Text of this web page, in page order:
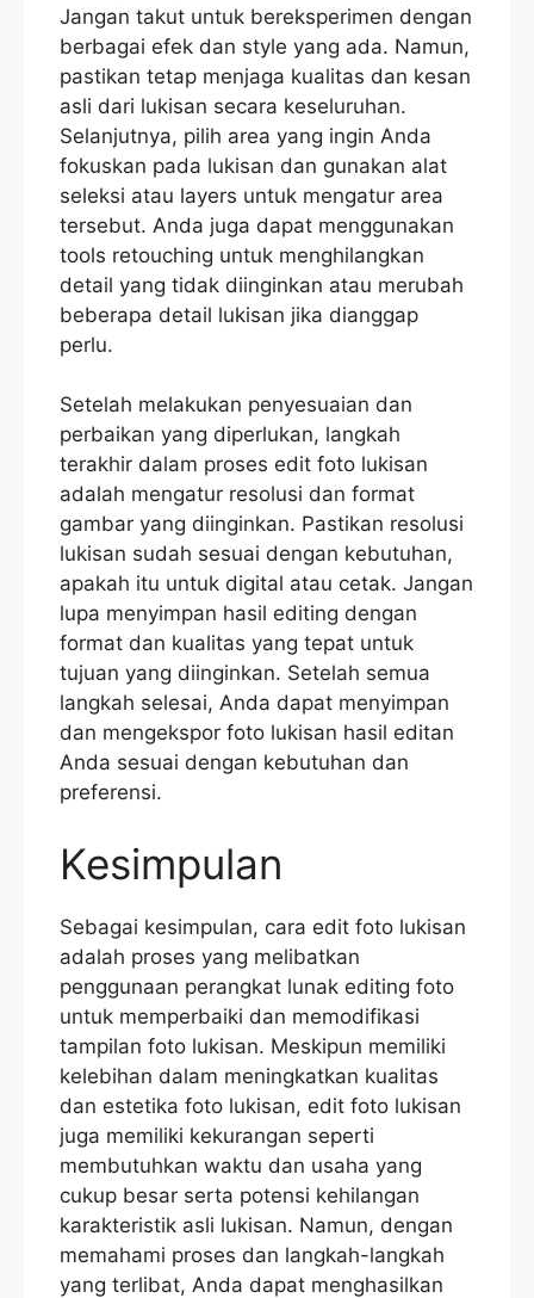
Jangan takut untuk bereksperimen dengan
berbagai efek dan style yang ada. Namun,
pastikan tetap menjaga kualitas dan kesan
asli dari lukisan secara keseluruhan.
Selanjutnya, pilih area yang ingin Anda
fokuskan pada lukisan dan gunakan alat
seleksi atau layers untuk mengatur area
tersebut. Anda juga dapat menggunakan
tools retouching untuk menghilangkan
detail yang tidak diinginkan atau merubah
beberapa detail lukisan jika dianggap
perlu.
Setelah melakukan penyesuaian dan
perbaikan yang diperlukan, langkah
terakhir dalam proses edit foto lukisan
adalah mengatur resolusi dan format
gambar yang diinginkan. Pastikan resolusi
lukisan sudah sesuai dengan kebutuhan,
apakah itu untuk digital atau cetak. Jangan
lupa menyimpan hasil editing dengan
format dan kualitas yang tepat untuk
tujuan yang diinginkan. Setelah semua
langkah selesai, Anda dapat menyimpan
dan mengekspor foto lukisan hasil editan
Anda sesuai dengan kebutuhan dan
preferensi.
Kesimpulan
Sebagai kesimpulan, cara edit foto lukisan
adalah proses yang melibatkan
penggunaan perangkat lunak editing foto
untuk memperbaiki dan memodifikasi
tampilan foto lukisan. Meskipun memiliki
kelebihan dalam meningkatkan kualitas
dan estetika foto lukisan, edit foto lukisan
juga memiliki kekurangan seperti
membutuhkan waktu dan usaha yang
cukup besar serta potensi kehilangan
karakteristik asli lukisan. Namun, dengan
memahami proses dan langkah-langkah
yang terlibat, Anda dapat menghasilkan